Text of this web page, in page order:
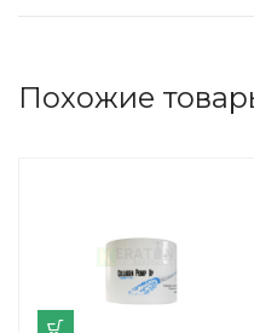
Похожие